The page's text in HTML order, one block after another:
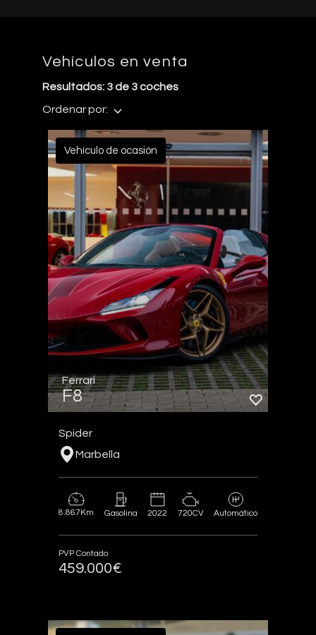
Vehículos en venta
Resultados: 3 de 3 coches
Ordenar por:
Vehículo de ocasión
Ferrari
F8
Spider
Marbella
8.867Km Gasolina 2022 720CV Automático
PVP Contado
459.000€